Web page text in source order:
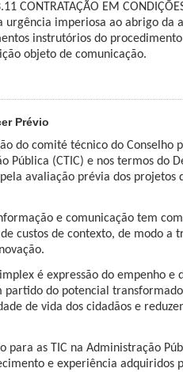
CONTRATAÇÃO EM
urgência imperiosa ao abrigo da
instrutórios do
objeto de comunicação.
Prévio
do comité técnico do Conselho
Pública (CTIC) e nos termos do
avaliação prévia dos projetos
e comunicação tem
custos de contexto, de modo a
é expressão do empenho e
do potencial
de vida dos cidadãos e
para as TIC na Administração
e experiência adquiridos